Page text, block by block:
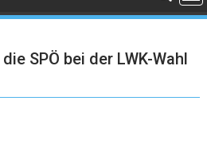
SPÖ bei der LWK-Wahl